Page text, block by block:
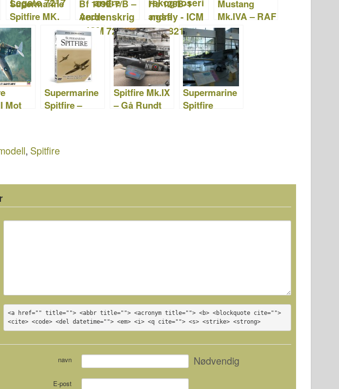
Supermarine
Spitfire MK.
XIVE – AZ-
modell
Legato 7217
Bf 109E-7/B –
Andre
verdenskrig
Tysk Fighter-
Bomber –
ICM 72135
Hs 126B-1
andre
verdenskrig
tysk
rekognoserin
gsfly - ICM
48212
Mustang
Mk.IVA – RAF
jagerfly – ICM
48155
Mot
Supermarine
Spitfire –
Spitfire Mk.IX
– Gå Rundt
Supermarine
Spitfire
, Spitfire
<a href="" title=""> <abbr title=""> <acronym title=""> <b> <blockquote cite="">
<cite> <code> <del datetime=""> <em> <i> <q cite=""> <s> <strike> <strong>
navn Nødvendig
E-post